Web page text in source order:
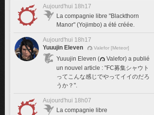
Aujourd'hui 18h17
La compagnie libre "Blackthorn
Manor" (Yojimbo) a été créée.
Aujourd'hui 18h17
Yuuujin Eleven
Valefor [Meteor]
Yuuujin Eleven (
Valefor) a publié
un nouvel article : "FC募集シャウト
ってこんな感じでやってイイのだろ
うか？".
Aujourd'hui 18h07
La compagnie libre